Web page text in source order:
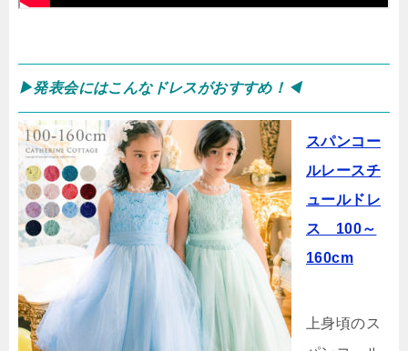
▶︎発表会にはこんなドレスがおすすめ！◀︎
スパンコー
ルレースチ
ュールドレ
ス 100～
160cm
上身頃のス